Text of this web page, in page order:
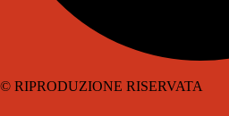
© RIPRODUZIONE RISERVATA